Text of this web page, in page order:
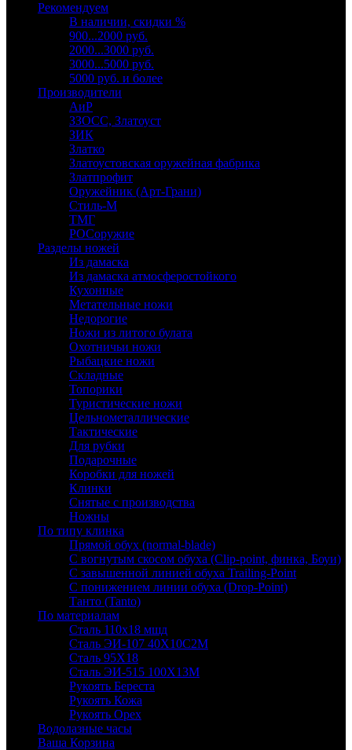
Рекомендуем
В наличии, скидки %
900...2000 руб.
2000...3000 руб.
3000...5000 руб.
5000 руб. и более
Производители
АиР
ЗЗОСС, Златоуст
ЗИК
Златко
Златоустовская оружейная фабрика
Златпрофит
Оружейник (Арт-Грани)
Стиль-М
ТМГ
РОСоружие
Разделы ножей
Из дамаска
Из дамаска атмосферостойкого
Кухонные
Метательные ножи
Недорогие
Ножи из литого булата
Охотничьи ножи
Рыбацкие ножи
Складные
Топорики
Туристические ножи
Цельнометаллические
Тактические
Для рубки
Подарочные
Коробки для ножей
Клинки
Снятые с производства
Ножны
По типу клинка
Прямой обух (normal-blade)
С вогнутым скосом обуха (Clip-point, финка, Боуи)
С завышенной линией обуха Trailing-Point
С понижением линии обуха (Drop-Point)
Танто (Tanto)
По материалам
Сталь 110х18 мшд
Сталь ЭИ-107 40Х10С2М
Сталь 95Х18
Сталь ЭИ-515 100Х13М
Рукоять Береста
Рукоять Кожа
Рукоять Орех
Водолазные часы
Ваша Корзина